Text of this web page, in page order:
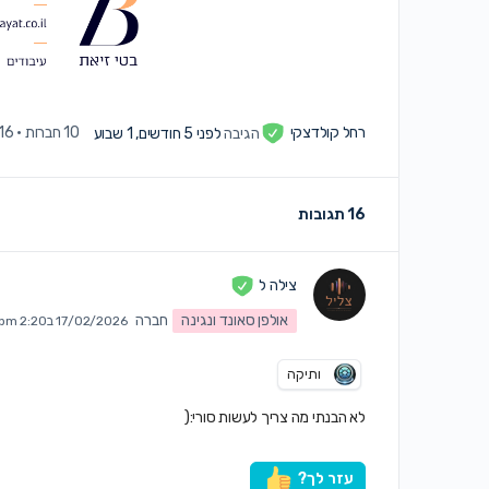
רחל קולדצקי הגיבהלפני 5 חודשים, 1 שבוע 10 חברות ·
16
16 תגובות
צילה ל
אולפן סאונד ונגינה
חברה 17/02/2026 ב2:20 pm
ותיקה
לא הבנתי מה צריך לעשות סורי:(
עזר לך?